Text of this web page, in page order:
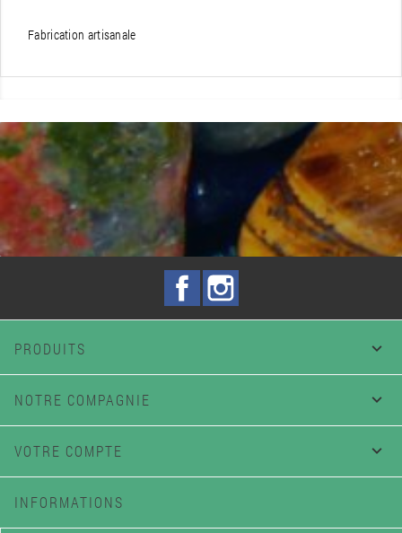
Fabrication artisanale
Facebook
PRODUITS 
NOTRE COMPAGNIE 
VOTRE COMPTE 
INFORMATIONS